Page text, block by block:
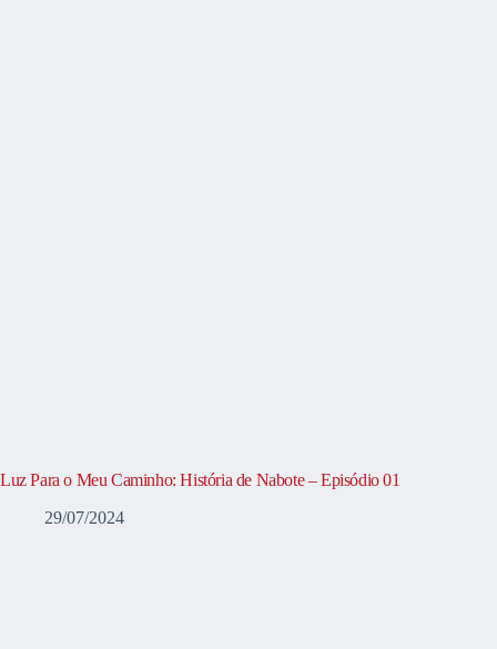
Luz Para o Meu Caminho: História de Nabote – Episódio 01
29/07/2024